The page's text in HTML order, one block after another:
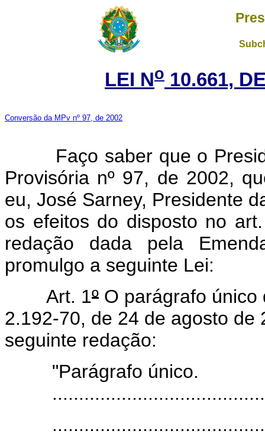
LEI No 10.661,
Conversão da MPv nº 97, de 2002
Faço saber que o
Provisória nº 97, de 2002,
eu, José Sarney, Presidente
os efeitos do disposto no
redação dada pela
promulgo a seguinte Lei:
Art. 1º O parágrafo
2.192-70, de 24 de agosto de
seguinte redação:
"Parágrafo único.